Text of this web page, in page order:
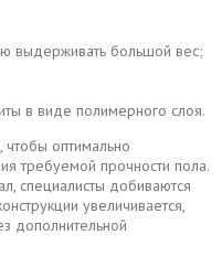
выдерживать большой вес;
в виде полимерного слоя.
чтобы оптимально
требуемой прочности пола.
специалисты добиваются
увеличивается,
дополнительной